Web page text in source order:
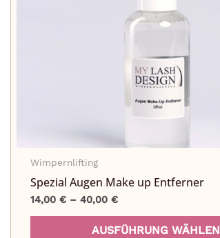
Wimpernlifting
Spezial Augen Make up Entferner
14,00 €– 40,00 €
AUSFÜHRUNG WÄHLEN